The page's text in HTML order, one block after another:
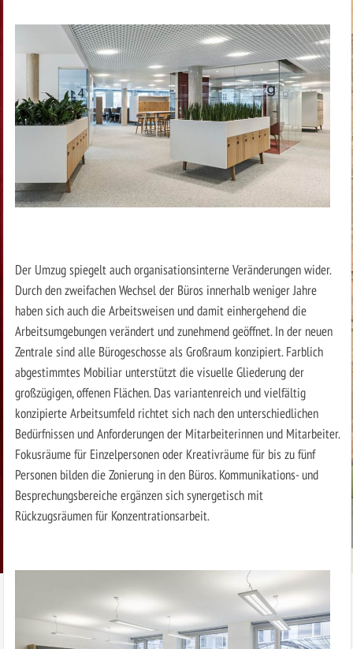
Der Umzug spiegelt auch organisationsinterne Veränderungen wider.
Durch den zweifachen Wechsel der Büros innerhalb weniger Jahre
haben sich auch die Arbeitsweisen und damit einhergehend die
Arbeitsumgebungen verändert und zunehmend geöffnet. In der neuen
Zentrale sind alle Bürogeschosse als Großraum konzipiert. Farblich
abgestimmtes Mobiliar unterstützt die visuelle Gliederung der
großzügigen, offenen Flächen. Das variantenreich und vielfältig
konzipierte Arbeitsumfeld richtet sich nach den unterschiedlichen
Bedürfnissen und Anforderungen der Mitarbeiterinnen und Mitarbeiter.
Fokusräume für Einzelpersonen oder Kreativräume für bis zu fünf
Personen bilden die Zonierung in den Büros. Kommunikations- und
Besprechungsbereiche ergänzen sich synergetisch mit
Rückzugsräumen für Konzentrationsarbeit.